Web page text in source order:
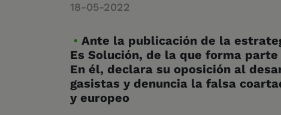
18-05-2022
Ante la publicación de la
Es Solución, de la que forma parte
En él, declara su oposición al
gasistas y denuncia la falsa
y europeo